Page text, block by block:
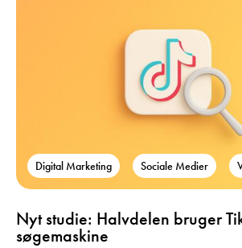
Digital Marketing Sociale Medier
Nyt studie: Halvdelen bruger
søgemaskine